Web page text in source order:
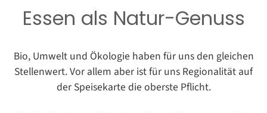
Essen als Natur-Genuss
Bio, Umwelt und Ökologie haben für uns den gleichen
Stellenwert. Vor allem aber ist für uns Regionalität auf
der Speisekarte die oberste Pflicht.